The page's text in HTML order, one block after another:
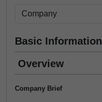
Basic Information
Overview
Company Brief